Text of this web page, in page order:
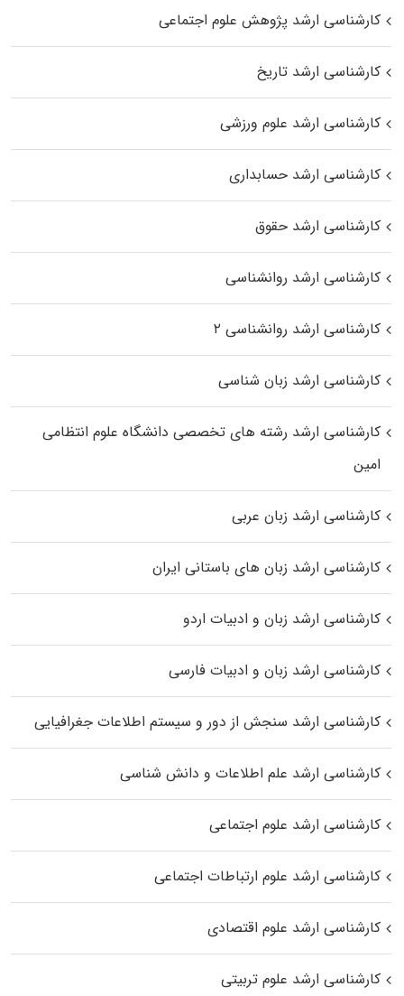
کارشناسی ارشد پژوهش علوم اجتماعی
کارشناسی ارشد تاریخ
کارشناسی ارشد علوم ورزشی
کارشناسی ارشد حسابداری
کارشناسی ارشد حقوق
کارشناسی ارشد روانشناسی
کارشناسی ارشد روانشناسی ۲
کارشناسی ارشد زبان شناسی
کارشناسی ارشد رﺷﺘﻪ ﻫﺎی تخصصی داﻧﺸﮕﺎه ﻋﻠﻮم انتظامی
اﻣﻴﻦ
کارشناسی ارشد زبان عربی
کارشناسی ارشد زبان‌ های باستانی ایران
کارشناسی ارشد زبان و ادبیات اردو
کارشناسی ارشد زبان و ادبیات فارسی
کارشناسی ارشد سنجش از دور و سیستم اطلاعات جغرافیایی
کارشناسی ارشد علم اطلاعات و دانش شناسی
کارشناسی ارشد علوم اجتماعی
کارشناسی ارشد علوم ارتباطات اجتماعی
کارشناسی ارشد علوم اقتصادی
کارشناسی ارشد علوم تربیتی